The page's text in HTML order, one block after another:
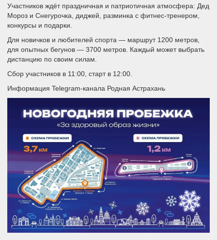
Участников ждёт праздничная и патриотичная атмосфера: Дед
Мороз и Снегурочка, диджей, разминка с фитнес-тренером,
конкурсы и подарки.
Для новичков и любителей спорта — маршрут 1200 метров,
для опытных бегунов — 3700 метров. Каждый может выбрать
дистанцию по своим силам.
Сбор участников в 11:00, старт в 12:00.
Информация Telegram-канала Родная Астрахань